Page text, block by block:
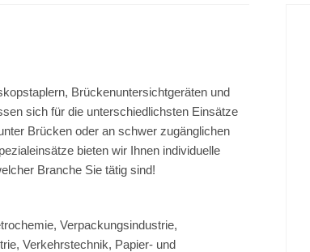
Brückenuntersichtgeräten und
sich für die unterschiedlichsten Einsätze
Brücken oder an schwer zugänglichen
bieten wir Ihnen individuelle
Branche Sie tätig sind!
Verpackungsindustrie,
Verkehrstechnik, Papier- und